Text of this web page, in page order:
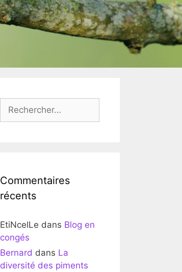
Commentaires
récents
EtiNcelLe dans Blog en
congés
Bernard dans La
diversité des piments